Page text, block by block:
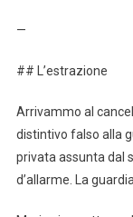
—
## L’estrazione
Arrivammo al
distintivo falso alla
privata assunta dal
d’allarme. La